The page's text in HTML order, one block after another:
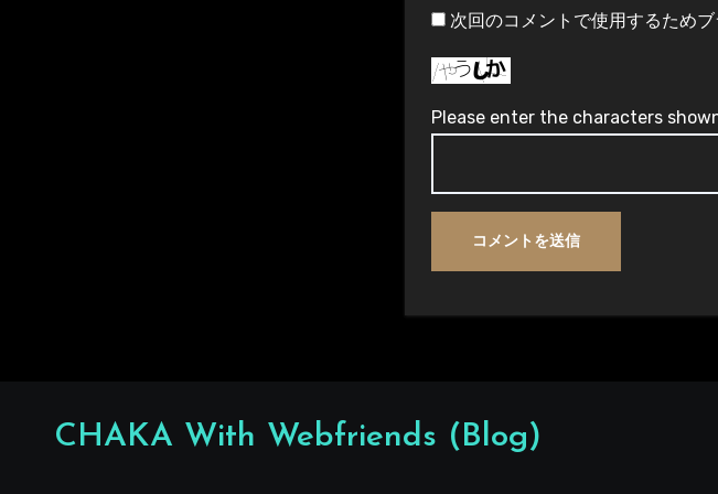
次回のコメントで使用するため
Please enter the characters
CHAKA With Webfriends (Blog)